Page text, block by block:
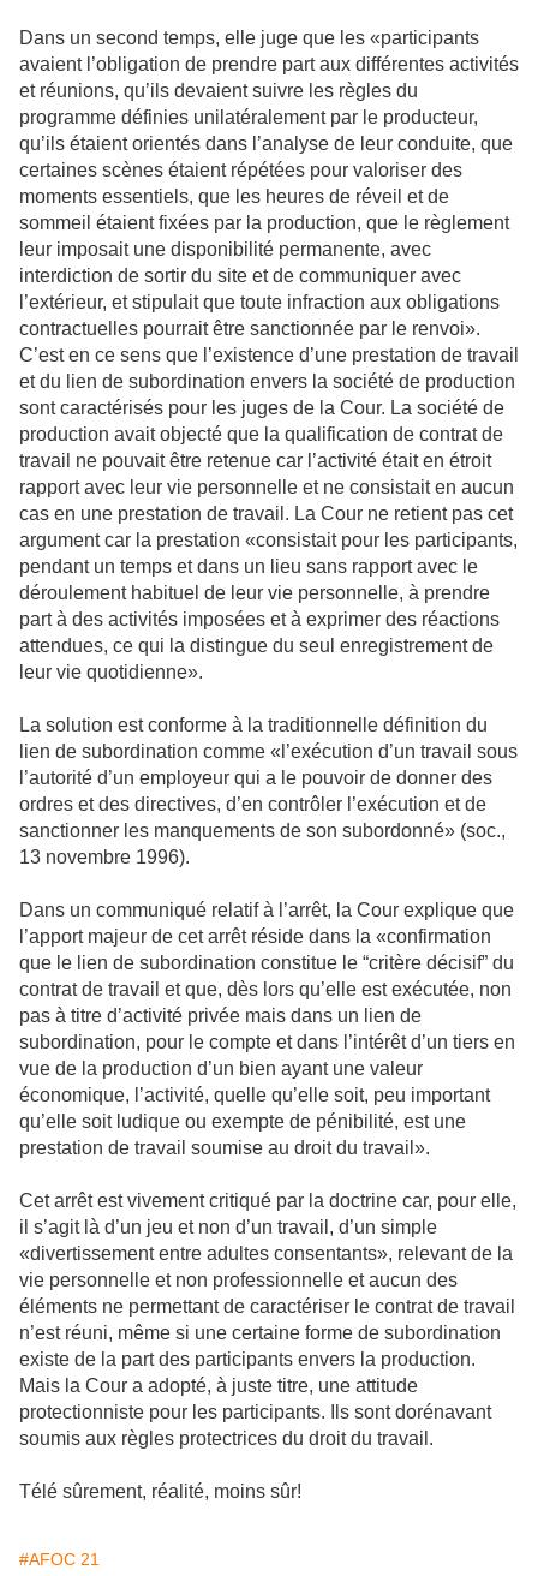
Dans un second temps, elle juge que les «participants
avaient l’obligation de prendre part aux différentes activités
et réunions, qu’ils devaient suivre les règles du
programme définies unilatéralement par le producteur,
qu’ils étaient orientés dans l’analyse de leur conduite, que
certaines scènes étaient répétées pour valoriser des
moments essentiels, que les heures de réveil et de
sommeil étaient fixées par la production, que le règlement
leur imposait une disponibilité permanente, avec
interdiction de sortir du site et de communiquer avec
l’extérieur, et stipulait que toute infraction aux obligations
contractuelles pourrait être sanctionnée par le renvoi».
C’est en ce sens que l’existence d’une prestation de travail
et du lien de subordination envers la société de production
sont caractérisés pour les juges de la Cour. La société de
production avait objecté que la qualification de contrat de
travail ne pouvait être retenue car l’activité était en étroit
rapport avec leur vie personnelle et ne consistait en aucun
cas en une prestation de travail. La Cour ne retient pas cet
argument car la prestation «consistait pour les participants,
pendant un temps et dans un lieu sans rapport avec le
déroulement habituel de leur vie personnelle, à prendre
part à des activités imposées et à exprimer des réactions
attendues, ce qui la distingue du seul enregistrement de
leur vie quotidienne».
La solution est conforme à la traditionnelle définition du
lien de subordination comme «l’exécution d’un travail sous
l’autorité d’un employeur qui a le pouvoir de donner des
ordres et des directives, d’en contrôler l’exécution et de
sanctionner les manquements de son subordonné» (soc.,
13 novembre 1996).
Dans un communiqué relatif à l’arrêt, la Cour explique que
l’apport majeur de cet arrêt réside dans la «confirmation
que le lien de subordination constitue le “critère décisif” du
contrat de travail et que, dès lors qu’elle est exécutée, non
pas à titre d’activité privée mais dans un lien de
subordination, pour le compte et dans l’intérêt d’un tiers en
vue de la production d’un bien ayant une valeur
économique, l’activité, quelle qu’elle soit, peu important
qu’elle soit ludique ou exempte de pénibilité, est une
prestation de travail soumise au droit du travail».
Cet arrêt est vivement critiqué par la doctrine car, pour elle,
il s’agit là d’un jeu et non d’un travail, d’un simple
«divertissement entre adultes consentants», relevant de la
vie personnelle et non professionnelle et aucun des
éléments ne permettant de caractériser le contrat de travail
n’est réuni, même si une certaine forme de subordination
existe de la part des participants envers la production.
Mais la Cour a adopté, à juste titre, une attitude
protectionniste pour les participants. Ils sont dorénavant
soumis aux règles protectrices du droit du travail.
Télé sûrement, réalité, moins sûr!
#AFOC 21